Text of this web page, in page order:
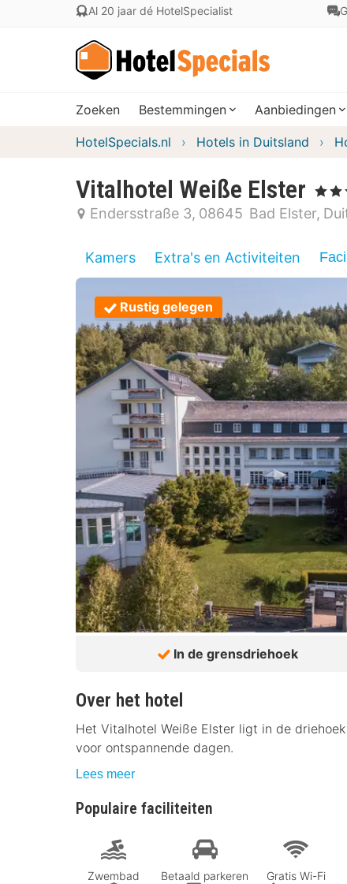
Al 20 jaar dé HotelSpecialist
Zoeken Bestemmingen Aanbiedingen
HotelSpecials.nl Hotels in Duitsland
Vitalhotel Weiße Elster , 3
Endersstraße 3 08645 Bad Elster
Kamers Extra's en Activiteiten
Rustig gelegen
In de grensdriehoek
Over het hotel
Het Vitalhotel Weiße Elster ligt in de
voor ontspannende dagen.
Lees meer
Populaire faciliteiten
Zwembad Betaald parkeren Gratis Wi-Fi